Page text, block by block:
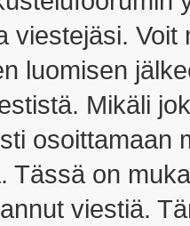
viestejäsi.
luomisen
Mikäli
osoittamaan
Tässä on
viestiä.